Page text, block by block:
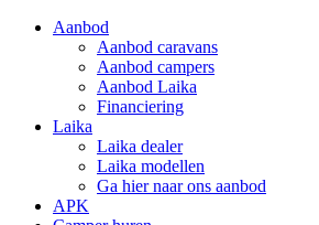
Aanbod
Aanbod caravans
Aanbod campers
Aanbod Laika
Financiering
Laika
Laika dealer
Laika modellen
Ga hier naar ons aanbod
APK